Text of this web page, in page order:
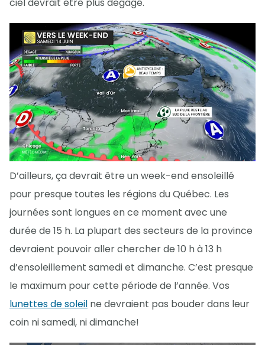
D’ailleurs, ça devrait être un week-end ensoleillé
pour presque toutes les régions du Québec. Les
journées sont longues en ce moment avec une
durée de 15 h. La plupart des secteurs de la province
devraient pouvoir aller chercher de 10 h à 13 h
d’ensoleillement samedi et dimanche. C’est presque
le maximum pour cette période de l’année. Vos
lunettes de soleil ne devraient pas bouder dans leur
coin ni samedi, ni dimanche!